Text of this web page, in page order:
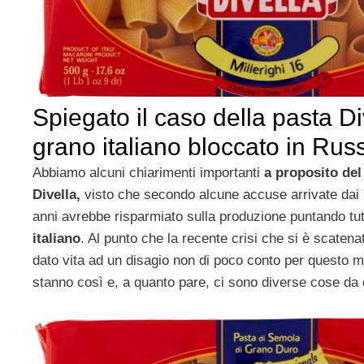
Spiegato il caso della pasta
grano italiano bloccato in
Abbiamo alcuni chiarimenti importanti a proposito
Divella, visto che secondo alcune accuse arrivate dai
anni avrebbe risparmiato sulla produzione puntando
italiano. Al punto che la recente crisi che si è
dato vita ad un disagio non di poco conto per questo
stanno così e, a quanto pare, ci sono diverse cose da